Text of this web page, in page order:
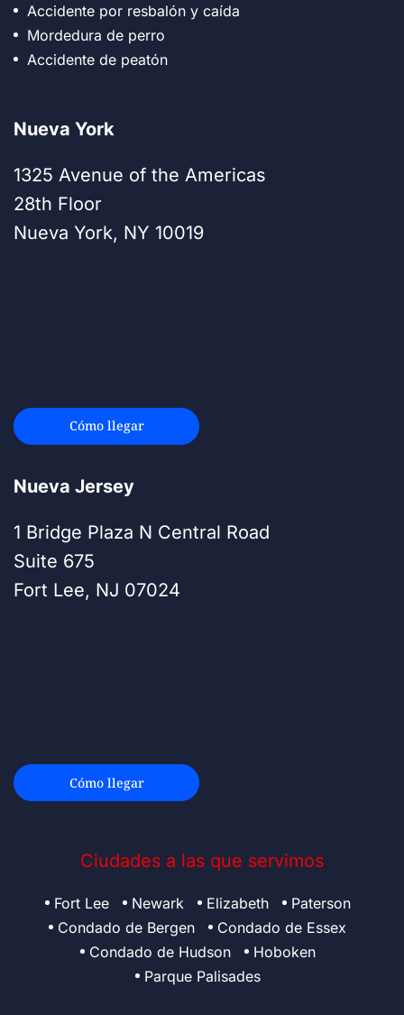
Accidente por resbalón y caída
Mordedura de perro
Accidente de peatón
Nueva York
1325 Avenue of the Americas
28th Floor
Nueva York, NY 10019
Cómo llegar
Nueva Jersey
1 Bridge Plaza N Central Road
Suite 675
Fort Lee, NJ 07024
Cómo llegar
Ciudades a las que servimos
Fort Lee Newark Elizabeth
Paterson
Condado de Bergen
Condado de Essex
Condado de Hudson
Hoboken
Parque Palisades